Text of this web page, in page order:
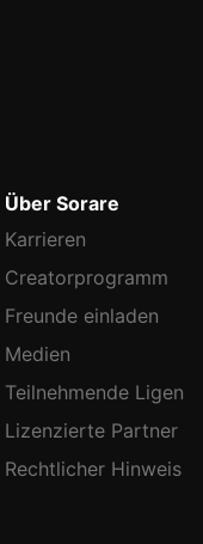
Über Sorare
Karrieren
Creatorprogramm
Freunde einladen
Medien
Teilnehmende Ligen
Lizenzierte Partner
Rechtlicher Hinweis